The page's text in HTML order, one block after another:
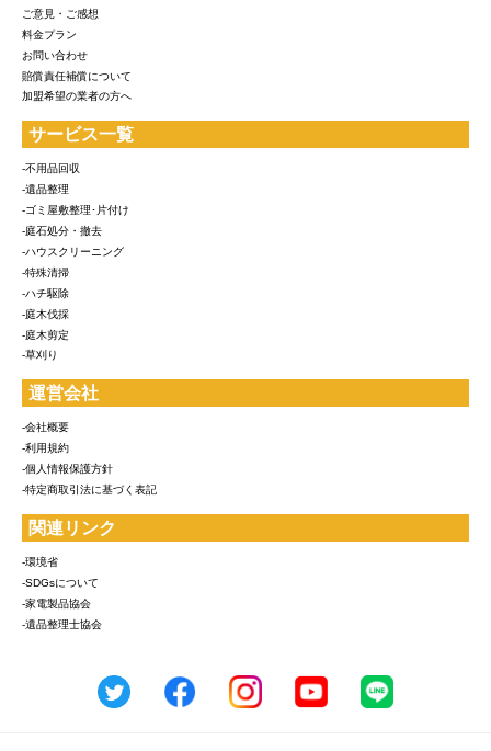
ご意見・ご感想
料金プラン
お問い合わせ
賠償責任補償について
加盟希望の業者の方へ
サービス一覧
-不用品回収
-遺品整理
-ゴミ屋敷整理･片付け
-庭石処分・撤去
-ハウスクリーニング
-特殊清掃
-ハチ駆除
-庭木伐採
-庭木剪定
-草刈り
運営会社
-会社概要
-利用規約
-個人情報保護方針
-特定商取引法に基づく表記
関連リンク
-環境省
-SDGsについて
-家電製品協会
-遺品整理士協会